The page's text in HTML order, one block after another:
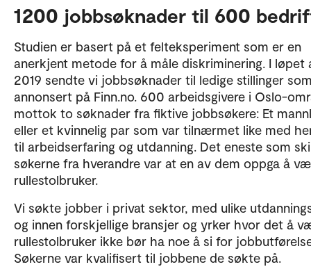
for å skape større interesse for og bevissthet om
Kronikkene formidler forfatternes synspunkter.
Hovedsiden for KAI-kronikken.
1200 jobbsøknader til 600
Studien er basert på et felteksperiment som er en
anerkjent metode for å måle diskriminering. I løpet
2019 sendte vi jobbsøknader til ledige stillinger
annonsert på Finn.no. 600 arbeidsgivere i Oslo-
mottok to søknader fra fiktive jobbsøkere: Et
eller et kvinnelig par som var tilnærmet like med
til arbeidserfaring og utdanning. Det eneste som
søkerne fra hverandre var at en av dem oppga å
rullestolbruker.
Vi søkte jobber i privat sektor, med ulike
og innen forskjellige bransjer og yrker hvor det å
rullestolbruker ikke bør ha noe å si for
Søkerne var kvalifisert til jobbene de søkte på.